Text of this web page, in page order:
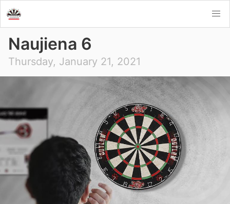
Naujiena 6
Thursday, January 21, 2021